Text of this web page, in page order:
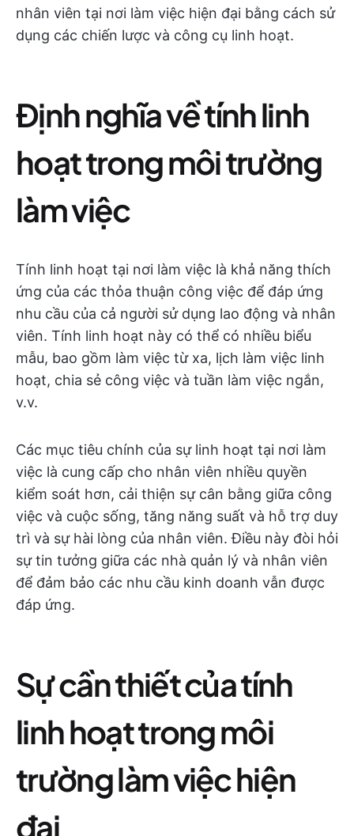
nhân viên tại nơi làm việc hiện đại bằng cách sử
dụng các chiến lược và công cụ linh hoạt.
Định nghĩa về tính linh
hoạt trong môi trường
làm việc
Tính linh hoạt tại nơi làm việc là khả năng thích
ứng của các thỏa thuận công việc để đáp ứng
nhu cầu của cả người sử dụng lao động và nhân
viên. Tính linh hoạt này có thể có nhiều biểu
mẫu, bao gồm làm việc từ xa, lịch làm việc linh
hoạt, chia sẻ công việc và tuần làm việc ngắn,
v.v.
Các mục tiêu chính của sự linh hoạt tại nơi làm
việc là cung cấp cho nhân viên nhiều quyền
kiểm soát hơn, cải thiện sự cân bằng giữa công
việc và cuộc sống, tăng năng suất và hỗ trợ duy
trì và sự hài lòng của nhân viên. Điều này đòi hỏi
sự tin tưởng giữa các nhà quản lý và nhân viên
để đảm bảo các nhu cầu kinh doanh vẫn được
đáp ứng.
Sự cần thiết của tính
linh hoạt trong môi
trường làm việc hiện
đại